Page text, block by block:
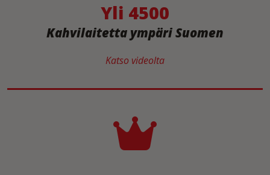
Yli 4500
Kahvilaitetta ympäri Suomen
Katso videolta